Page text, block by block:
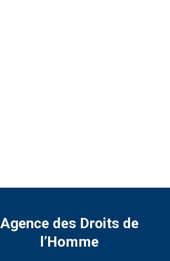
Agence des Droits de
l’Homme